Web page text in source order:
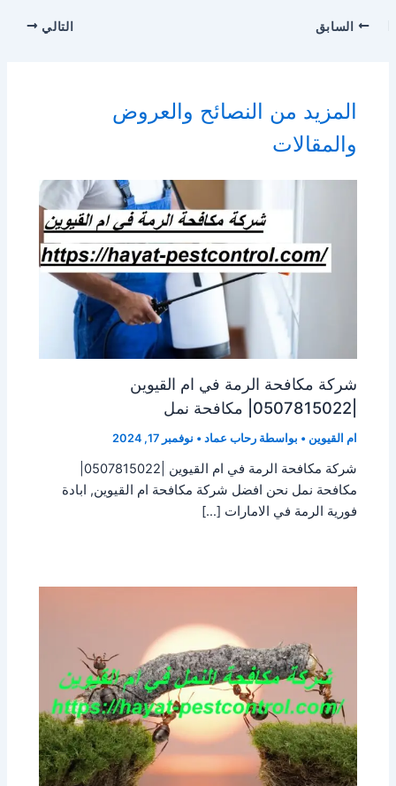
السابق التالي
المزيد من النصائح والعروض
والمقالات
شركة مكافحة الرمة في ام القيوين
ام القيوين • بواسطة رحاب عماد• نوفمبر 17, 2024
مكافحة نمل نحن افضل شركة مكافحة ام القيوين, ابادة
فورية الرمة في الامارات […]